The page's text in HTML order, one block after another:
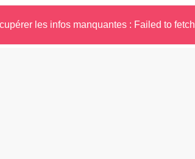
les infos manquantes : Failed to fetch